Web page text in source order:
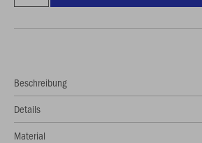
Beschreibung
Details
Material